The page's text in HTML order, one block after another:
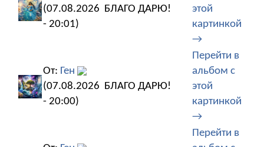
(07.08.2026
- 20:01)
БЛАГО ДАРЮ!
этой
картинкой
→
От: Ген
(07.08.2026
- 20:00)
БЛАГО ДАРЮ!
Перейти в
альбом с
этой
картинкой
→
Перейти в